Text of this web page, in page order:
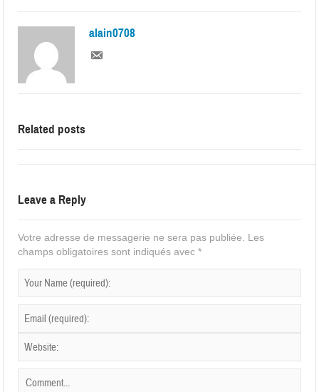
alain0708
Related posts
Leave a Reply
Votre adresse de messagerie ne sera pas publiée.
Les
champs obligatoires sont indiqués avec*